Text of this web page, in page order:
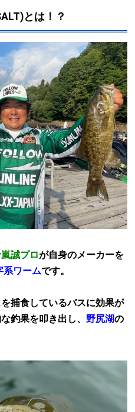
とは！？
誠プロが自身のメーカーを
系ワームです。
捕食しているバスに効果が
釣果を叩き出し、野尻湖の